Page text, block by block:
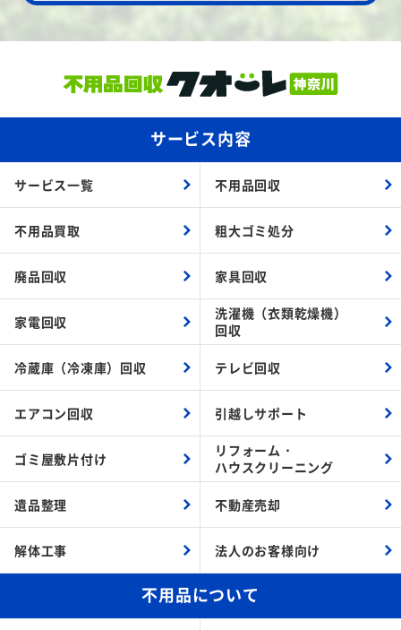
サービス内容
サービス一覧 不用品回収
不用品買取 粗大ゴミ処分
廃品回収 家具回収
家電回収
洗濯機（衣類乾燥機）
回収
冷蔵庫（冷凍庫）回収 テレビ回収
エアコン回収 引越しサポート
ゴミ屋敷片付け
リフォーム・
ハウスクリーニング
遺品整理 不動産売却
解体工事 法人のお客様向け
不用品について